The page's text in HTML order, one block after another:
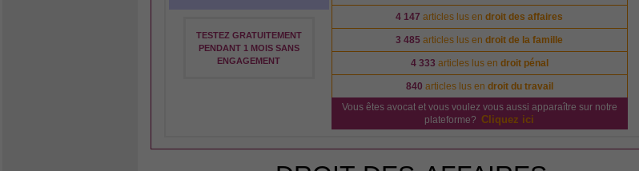
TESTEZ GRATUITEMENT
PENDANT 1 MOIS SANS
ENGAGEMENT
4 147 articles lus endroit des affaires
3 485 articles lus endroit de la famille
4 333 articles lus en droit pénal
840 articles lus en droit du travail
Vous êtes avocat et vous voulez vous aussi apparaître sur notre
plateforme? Cliquez ici